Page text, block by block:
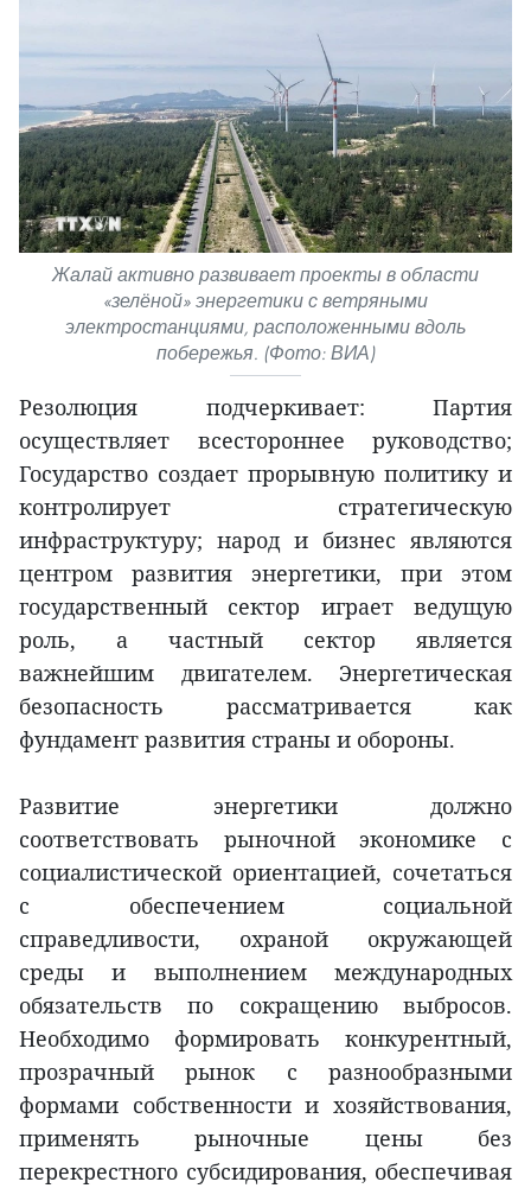
Жалай активно развивает проекты в области
«зелёной» энергетики с ветряными
электростанциями, расположенными вдоль
побережья. (Фото: ВИА)
Резолюция подчеркивает: Партия
осуществляет всестороннее руководство;
Государство создает прорывную политику и
контролирует стратегическую
инфраструктуру; народ и бизнес являются
центром развития энергетики, при этом
государственный сектор играет ведущую
роль, а частный сектор является
важнейшим двигателем. Энергетическая
безопасность рассматривается как
фундамент развития страны и обороны.
Развитие энергетики должно
соответствовать рыночной экономике с
социалистической ориентацией, сочетаться
с обеспечением социальной
справедливости, охраной окружающей
среды и выполнением международных
обязательств по сокращению выбросов.
Необходимо формировать конкурентный,
прозрачный рынок с разнообразными
формами собственности и хозяйствования,
применять рыночные цены без
перекрестного субсидирования, обеспечивая